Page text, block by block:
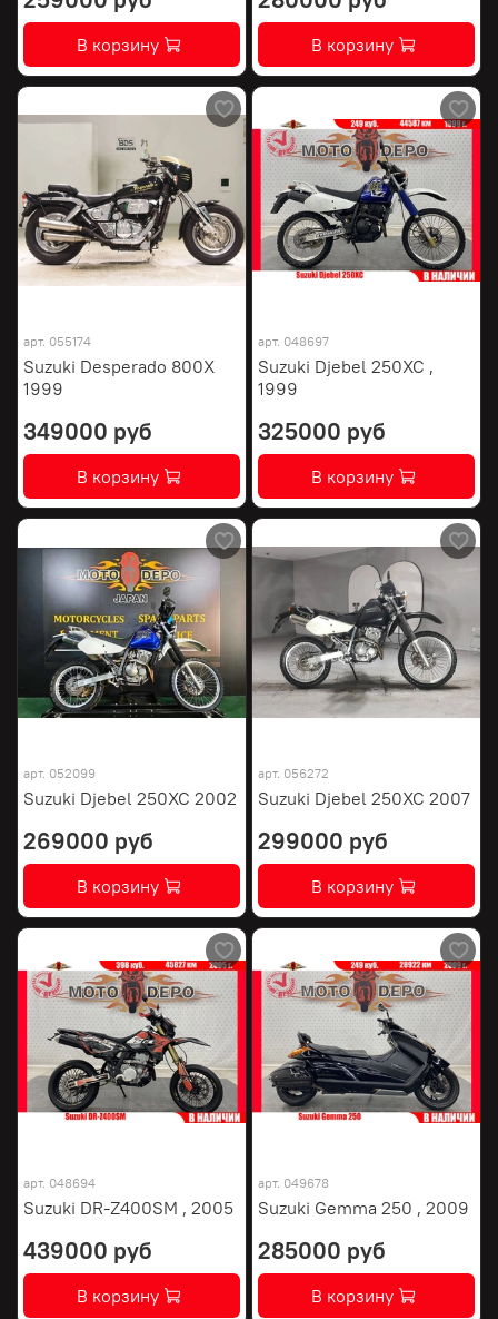
В корзину В корзину
арт. 055174
Suzuki Desperado 800X
1999
349000 руб
В корзину
арт. 048697
Suzuki Djebel 250XC ,
1999
325000 руб
В корзину
арт. 052099
Suzuki Djebel 250XC 2002
269000 руб
В корзину
арт. 056272
Suzuki Djebel 250XC 2007
299000 руб
В корзину
арт. 048694
Suzuki DR-Z400SM , 2005
439000 руб
В корзину
арт. 049678
Suzuki Gemma 250 , 2009
285000 руб
В корзину